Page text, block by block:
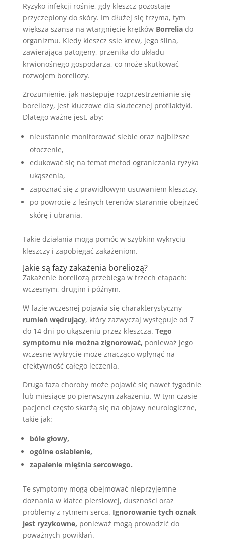
Ryzyko infekcji rośnie, gdy kleszcz pozostaje
przyczepiony do skóry. Im dłużej się trzyma, tym
większa szansa na wtargnięcie krętków Borreliado
organizmu. Kiedy kleszcz ssie krew, jego ślina,
zawierająca patogeny, przenika do układu
krwionośnego gospodarza, co może skutkować
rozwojem boreliozy.
Zrozumienie, jak następuje rozprzestrzenianie się
boreliozy, jest kluczowe dla skutecznej profilaktyki.
Dlatego ważne jest, aby:
nieustannie monitorować siebie oraz najbliższe
otoczenie,
edukować się na temat metod ograniczania ryzyka
ukąszenia,
zapoznać się z prawidłowym usuwaniem kleszczy,
po powrocie z leśnych terenów starannie obejrzeć
skórę i ubrania.
Takie działania mogą pomóc w szybkim wykryciu
kleszczy i zapobiegać zakażeniom.
Jakie są fazy zakażenia boreliozą?
Zakażenie boreliozą przebiega w trzech etapach:
wczesnym, drugim i późnym.
W fazie wczesnej pojawia się charakterystyczny
rumień wędrujący, który zazwyczaj występuje od 7
do 14 dni po ukąszeniu przez kleszcza. Tego
symptomu nie można zignorować, ponieważ jego
wczesne wykrycie może znacząco wpłynąć na
efektywność całego leczenia.
Druga faza choroby może pojawić się nawet tygodnie
lub miesiące po pierwszym zakażeniu. W tym czasie
pacjenci często skarżą się na objawy neurologiczne,
takie jak:
bóle głowy,
ogólne osłabienie,
zapalenie mięśnia sercowego.
Te symptomy mogą obejmować nieprzyjemne
doznania w klatce piersiowej, duszności oraz
problemy z rytmem serca. Ignorowanie tych oznak
jest ryzykowne, ponieważ mogą prowadzić do
poważnych powikłań.